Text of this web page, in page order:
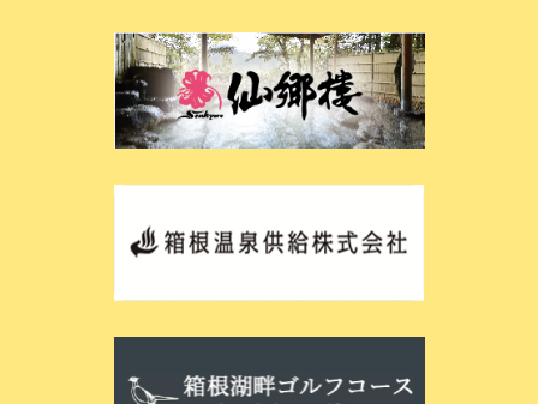
フォトギャラリー
周辺観光情報 キッチン＆Cafe